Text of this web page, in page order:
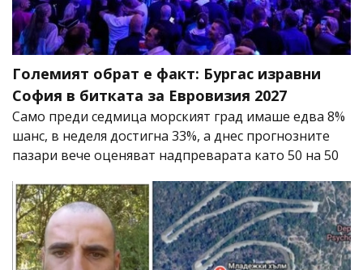
Големият обрат е факт: Бургас изравни
София в битката за Евровизия 2027
Само преди седмица морският град имаше едва 8%
шанс, в неделя достигна 33%, а днес прогнозните
пазари вече оценяват надпреварата като 50 на 50